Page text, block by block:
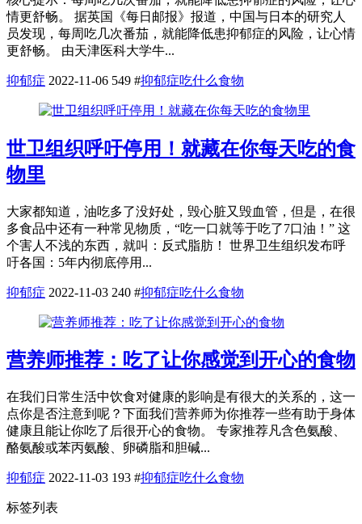
情更舒畅。 据英国《每日邮报》报道，中国与日本的研究人
员发现，每周吃几次番茄，就能降低患抑郁症的风险，让心情
更舒畅。 由天津医科大学牛...
抑郁症 2022-11-06 549 #抑郁症吃什么食物
世卫组织呼吁停用！就藏在你每天吃的食
物里
大家都知道，油吃多了没好处，毁心脏又毁血管，但是，在很
多食品中还有一种常见物质，“吃一口就等于吃了7口油！” 这
个害人不浅的东西，就叫：反式脂肪！ 世界卫生组织发布呼
吁各国：5年内彻底停用...
抑郁症 2022-11-03 240 #抑郁症吃什么食物
营养师推荐：吃了让你感觉到开心的食物
在我们日常生活中饮食对健康的影响是有很大的关系的，这一
点你是否注意到呢？下面我们营养师为你推荐一些有助于身体
健康且能让你吃了后很开心的食物。 专家推荐凡含色氨酸、
酪氨酸或苯丙氨酸、卵磷脂和胆碱...
抑郁症 2022-11-03 193 #抑郁症吃什么食物
标签列表